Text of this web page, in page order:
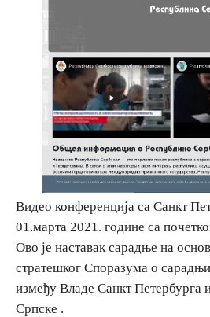
Еко туризам
Културни туризам
Гастрономија
Лов и риболов
Сеоски туризам
Омладински туризам
Видео конференција са Санкт
01.марта 2021. године са
Ово је наставак сарадње на
стратешког Споразума о
између Владе Санкт Петербурга
Српске .